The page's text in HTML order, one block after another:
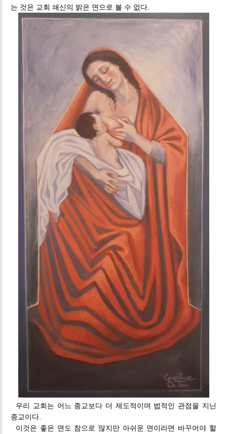
는 것은 교회 쇄신의 밝은 면으로 볼 수 없다.
우리 교회는 어느 종교보다 더 제도적이며 법적인 관점을 지닌
종교이다.
이것은 좋은 면도 참으로 많지만 아쉬운 면이라면 바꾸어야 할